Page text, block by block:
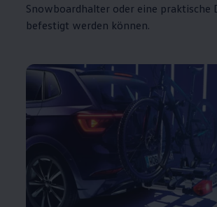
Snowboardhalter oder eine praktische
befestigt werden können.